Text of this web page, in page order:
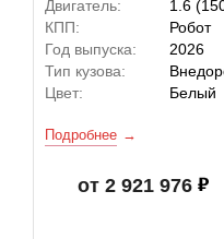
Двигатель:
1.6
КПП:
Робот
Год выпуска:
2026
Тип кузова:
Цвет:
Белый
Подробнее
от 2 921 976